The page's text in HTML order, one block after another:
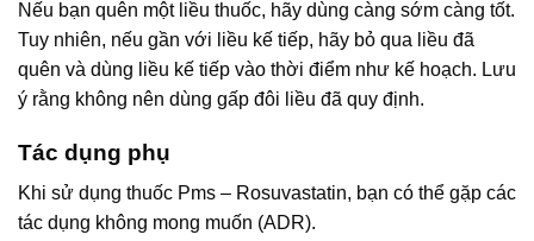
Nếu bạn quên một liều thuốc, hãy dùng càng sớm càng tốt.
Tuy nhiên, nếu gần với liều kế tiếp, hãy bỏ qua liều đã
quên và dùng liều kế tiếp vào thời điểm như kế hoạch. Lưu
ý rằng không nên dùng gấp đôi liều đã quy định.
Tác dụng phụ
Khi sử dụng thuốc Pms – Rosuvastatin, bạn có thể gặp các
tác dụng không mong muốn (ADR).